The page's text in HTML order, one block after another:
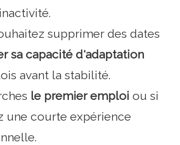
supprimer des dates
sa capacité d'adaptation
avant la stabilité.
le premier emploi ou si
une courte expérience